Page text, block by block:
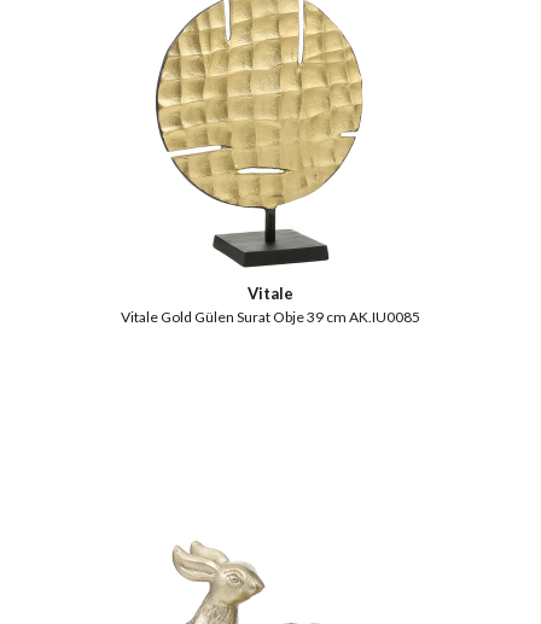
Vitale
Vitale Gold Gülen Surat Obje 39 cm AK.IU0085